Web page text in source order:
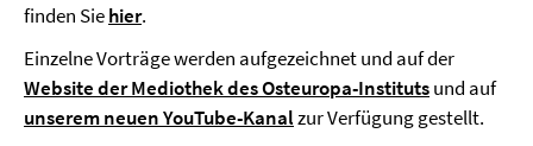
finden Siehier.
Einzelne Vorträge werden aufgezeichnet und auf der
Website der Mediothek des Osteuropa-Institutsund auf
unserem neuen YouTube-Kanalzur Verfügung gestellt.